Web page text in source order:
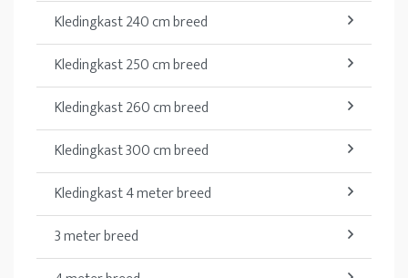
Kledingkast 240 cm breed
Kledingkast 250 cm breed
Kledingkast 260 cm breed
Kledingkast 300 cm breed
Kledingkast 4 meter breed
3 meter breed